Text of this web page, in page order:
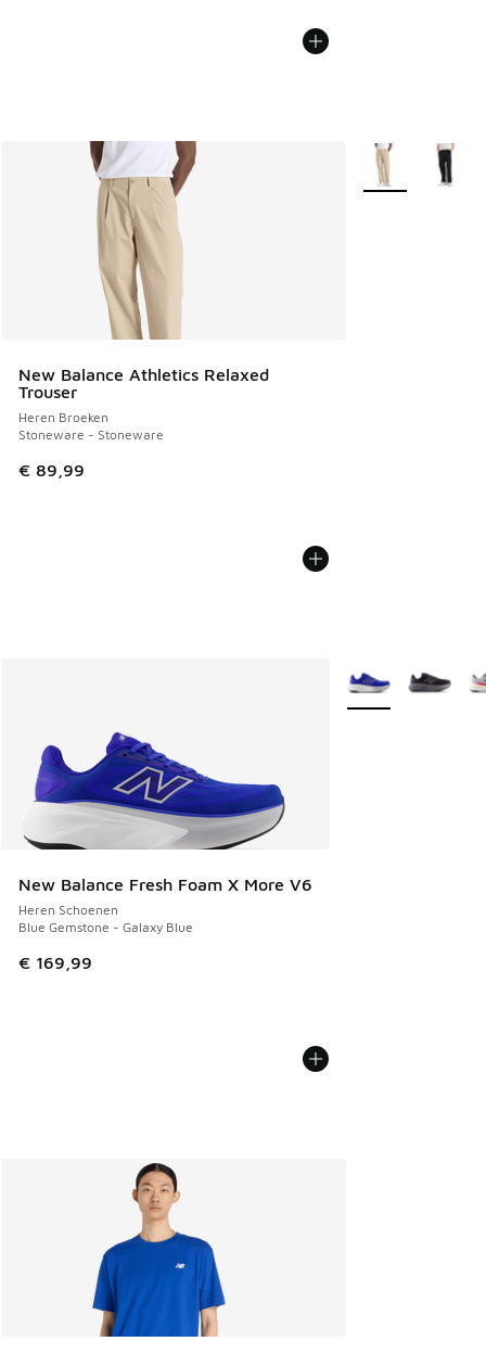
New Balance Athletics Relaxed
Trouser
Heren Broeken
Stoneware - Stoneware
€ 89,99
Meer kleuren
New Balance Fresh Foam X More V6
Heren Schoenen
Blue Gemstone - Galaxy Blue
€ 169,99
Meer kleuren